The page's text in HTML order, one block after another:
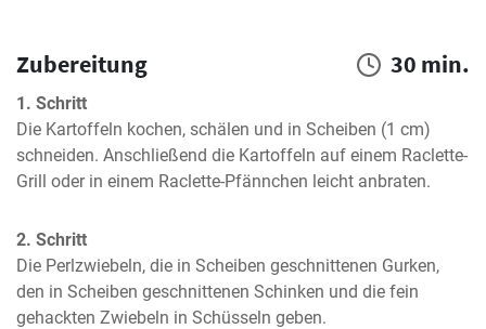
Zubereitung 30 min.
1. Schritt
Die Kartoffeln kochen, schälen und in Scheiben (1 cm)
schneiden. Anschließend die Kartoffeln auf einem Raclette-
Grill oder in einem Raclette-Pfännchen leicht anbraten.
2. Schritt
Die Perlzwiebeln, die in Scheiben geschnittenen Gurken,
den in Scheiben geschnittenen Schinken und die fein
gehackten Zwiebeln in Schüsseln geben.